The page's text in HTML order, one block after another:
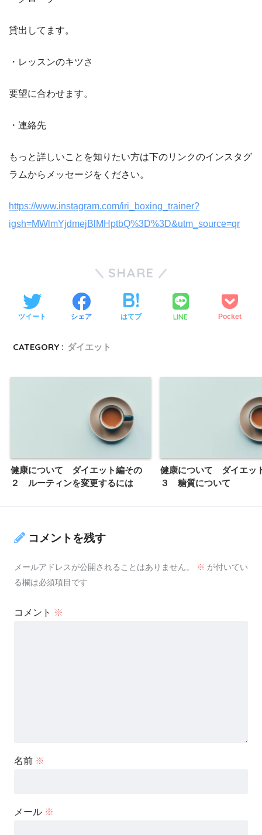
貸出してます。
・レッスンのキツさ
要望に合わせます。
・連絡先
もっと詳しいことを知りたい方は下のリンクのインスタグ
ラムからメッセージをください。
https://www.instagram.com/iri_boxing_trainer?
igsh=MWlmYjdmejBlMHptbQ%3D%3D&utm_source=qr
SHARE
ツイート シェア はてブ LINE Pocket
CATEGORY : ダイエット
健康について ダイエット編その
２ ルーティンを変更するには
健康について ダイエッ
３ 糖質について
コメントを残す
メールアドレスが公開されることはありません。 ※ が付いてい
る欄は必須項目です
コメント ※
名前 ※
メール ※